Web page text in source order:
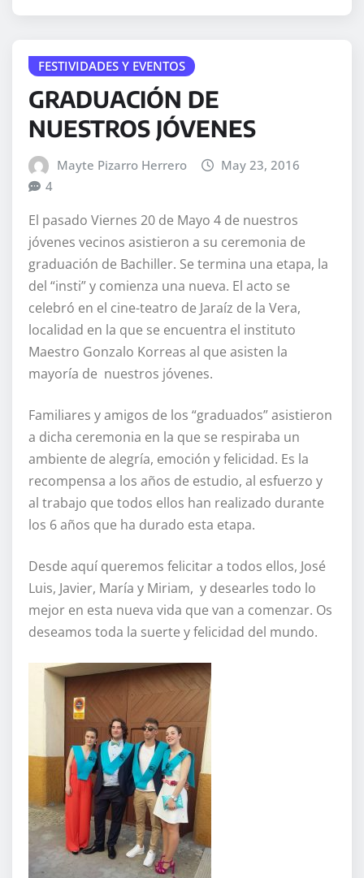
FESTIVIDADES Y EVENTOS
GRADUACIÓN DE
NUESTROS JÓVENES
Mayte Pizarro Herrero
May 23, 2016
4
El pasado Viernes 20 de Mayo 4 de nuestros
jóvenes vecinos asistieron a su ceremonia de
graduación de Bachiller. Se termina una etapa, la
del “insti” y comienza una nueva. El acto se
celebró en el cine-teatro de Jaraíz de la Vera,
localidad en la que se encuentra el instituto
Maestro Gonzalo Korreas al que asisten la
mayoría de nuestros jóvenes.
Familiares y amigos de los “graduados” asistieron
a dicha ceremonia en la que se respiraba un
ambiente de alegría, emoción y felicidad. Es la
recompensa a los años de estudio, al esfuerzo y
al trabajo que todos ellos han realizado durante
los 6 años que ha durado esta etapa.
Desde aquí queremos felicitar a todos ellos, José
Luis, Javier, María y Miriam, y desearles todo lo
mejor en esta nueva vida que van a comenzar. Os
deseamos toda la suerte y felicidad del mundo.